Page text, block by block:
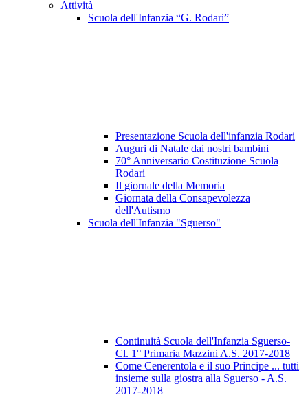
Attività
Scuola dell'Infanzia “G. Rodari”
Presentazione Scuola dell'infanzia Rodari
Auguri di Natale dai nostri bambini
70° Anniversario Costituzione Scuola
Rodari
Il giornale della Memoria
Giornata della Consapevolezza
dell'Autismo
Scuola dell'Infanzia "Sguerso"
Continuità Scuola dell'Infanzia Sguerso-
Cl. 1° Primaria Mazzini A.S. 2017-2018
Come Cenerentola e il suo Principe ... tutti
insieme sulla giostra alla Sguerso - A.S.
2017-2018